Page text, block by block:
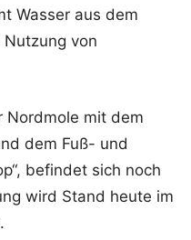
Wasser aus dem
von
Nordmole mit dem
dem Fuß- und
befindet sich noch
wird Stand heute im